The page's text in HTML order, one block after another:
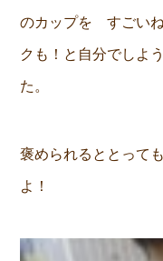
のカップを すごい
クも！と自分でしよ
た。
褒められるととって
よ！